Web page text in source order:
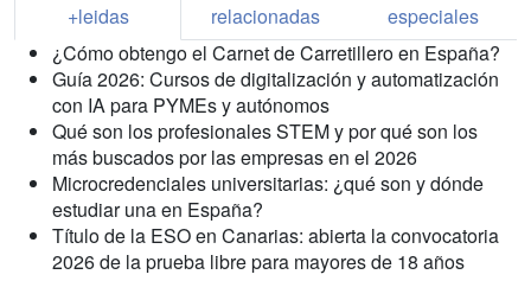
+leidas relacionadas
especiales
¿Cómo obtengo el Carnet de Carretillero en España?
Guía 2026: Cursos de digitalización y automatización
con IA para PYMEs y autónomos
Qué son los profesionales STEM y por qué son los
más buscados por las empresas en el 2026
Microcredenciales universitarias: ¿qué son y dónde
estudiar una en España?
Título de la ESO en Canarias: abierta la convocatoria
2026 de la prueba libre para mayores de 18 años